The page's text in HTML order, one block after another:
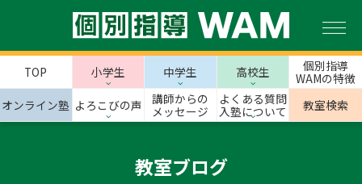
TOP 小学生 中学生 高校生
個別指導
WAMの特徴
オンライン塾 よろこびの声
講師からの
メッセージ
よくある質問
入塾について
教室検索
教室ブログ